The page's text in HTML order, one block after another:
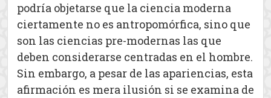
podría objetarse que la ciencia moderna
ciertamente no es antropomórfica, sino que
son las ciencias pre-modernas las que
deben considerarse centradas en el hombre.
Sin embargo, a pesar de las apariencias, esta
afirmación es mera ilusión si se examina de